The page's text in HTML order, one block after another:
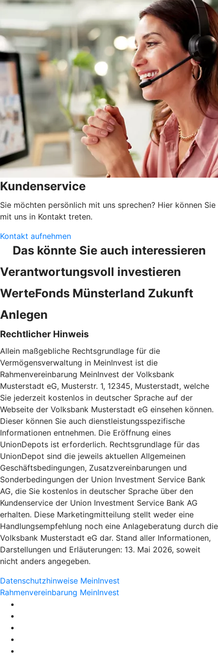
Kundenservice
Sie möchten persönlich mit uns sprechen? Hier können Sie
mit uns in Kontakt treten.
Kontakt aufnehmen
Das könnte Sie auch interessieren
Verantwortungsvoll investieren
WerteFonds Münsterland Zukunft
Anlegen
Rechtlicher Hinweis
Allein maßgebliche Rechtsgrundlage für die
Vermögensverwaltung in MeinInvest ist die
Rahmenvereinbarung MeinInvest der Volksbank
Musterstadt eG, Musterstr. 1, 12345, Musterstadt, welche
Sie jederzeit kostenlos in deutscher Sprache auf der
Webseite der Volksbank Musterstadt eG einsehen können.
Dieser können Sie auch dienstleistungsspezifische
Informationen entnehmen. Die Eröffnung eines
UnionDepots ist erforderlich. Rechtsgrundlage für das
UnionDepot sind die jeweils aktuellen Allgemeinen
Geschäftsbedingungen, Zusatzvereinbarungen und
Sonderbedingungen der Union Investment Service Bank
AG, die Sie kostenlos in deutscher Sprache über den
Kundenservice der Union Investment Service Bank AG
erhalten. Diese Marketingmitteilung stellt weder eine
Handlungsempfehlung noch eine Anlageberatung durch die
Volksbank Musterstadt eG dar. Stand aller Informationen,
Darstellungen und Erläuterungen: 13. Mai 2026, soweit
nicht anders angegeben.
Datenschutzhinweise MeinInvest
Rahmenvereinbarung MeinInvest